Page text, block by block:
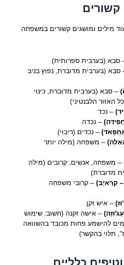
קשורים
מילים ומושגים קשורים במשפחה
סבא (בערבית ספרותית)
(בערבית מדוברת, נפוץ בניב
– סבא (בערבית מדוברת, כינוי
האזור הלבנטיני)
– נכד
– נכדה
– נכדים (ריבוי)
– משפחה (מילה יותר
– משפחה, אנשים, קרובים (מילה
מדוברת)
– קרובי משפחה
– איש זקן
– אישה זקנה (חשוב: שימוש
להישמע פחות מכובד בהשוואה
תלוי בהקשר)
כלליים